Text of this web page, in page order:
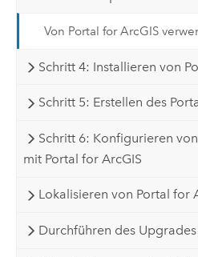
Von Portal for ArcGIS
Schritt 4: Installieren von
Schritt 5: Erstellen des
Schritt 6: Konfigurieren
mit Portal for ArcGIS
Lokalisieren von Portal for
Durchführen des